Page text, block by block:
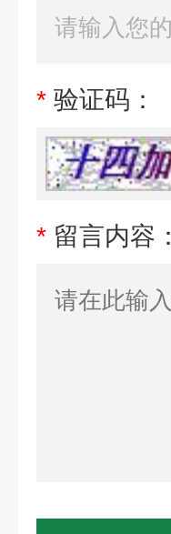
* 验证码：
* 留言内容：